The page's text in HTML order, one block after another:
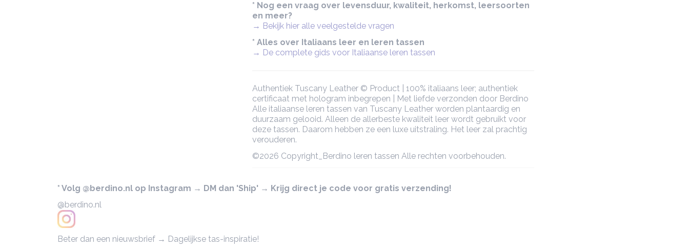
* Nog een vraag over levensduur, kwaliteit, herkomst, leersoorten
en meer?
→ Bekijk hier alle veelgestelde vragen
* Alles over Italiaans leer en leren tassen
→ De complete gids voor Italiaanse leren tassen
Authentiek Tuscany Leather © Product | 100% italiaans leer; authentiek
certificaat met hologram inbegrepen | Met liefde verzonden door Berdino
Alle italiaanse leren tassen van Tuscany Leather worden plantaardig en
duurzaam gelooid. Alleen de allerbeste kwaliteit leer wordt gebruikt voor
deze tassen. Daarom hebben ze een luxe uitstraling. Het leer zal prachtig
verouderen.
©2026 Copyright_Berdino leren tassen Alle rechten voorbehouden.
* Volg @berdino.nl op Instagram → DM dan 'Ship' → Krijg direct je code voor gratis verzending!
@berdino.nl
Beter dan een nieuwsbrief → Dagelijkse tas-inspiratie!